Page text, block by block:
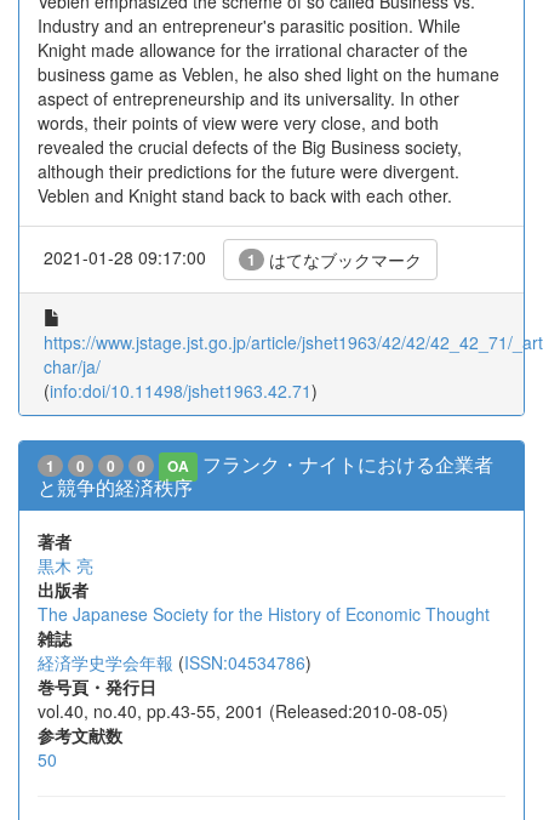
Industry and an entrepreneur's parasitic position. While
Knight made allowance for the irrational character of the
business game as Veblen, he also shed light on the humane
aspect of entrepreneurship and its universality. In other
words, their points of view were very close, and both
revealed the crucial defects of the Big Business society,
although their predictions for the future were divergent.
Veblen and Knight stand back to back with each other.
2021-01-28 09:17:00 1 はてなブックマーク
https://www.jstage.jst.go.jp/article/jshet1963/42/42/42_42_71/
char/ja/
(info:doi/10.11498/jshet1963.42.71)
1 0 0 0 OA
フランク・ナイトにおける企業者
と競争的経済秩序
著者
黒木 亮
出版者
The Japanese Society for the History of Economic Thought
雑誌
経済学史学会年報 (ISSN:04534786)
巻号頁・発行日
vol.40, no.40, pp.43-55, 2001 (Released:2010-08-05)
参考文献数
50